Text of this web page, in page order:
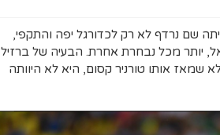
שם נרדף לא רק לכדורגל יפה והתקפי,
יותר מכל נבחרת אחרת. הבעיה של ברזיל
רק שהזכייה האחרונה שלה הייתה ב-2002, אלא שמאז אותו טורניר קסום, היא לא היוותה